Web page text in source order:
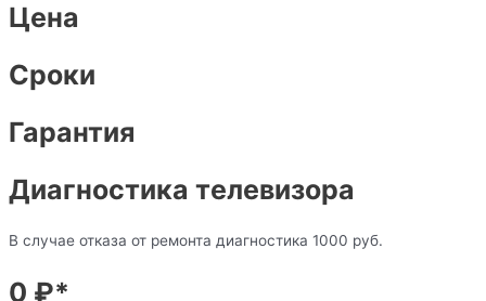
Цена
Сроки
Гарантия
Диагностика телевизора
В случае отказа от ремонта диагностика 1000 руб.
0 ₽*